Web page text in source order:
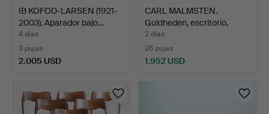
IB KOFOD-LARSEN (1921-
2003). Aparador bajo…
4 días
3 pujas
2.005 USD
CARL MALMSTEN.
Guldheden, escritorio,
Åfor…
2 días
26 pujas
1.952 USD